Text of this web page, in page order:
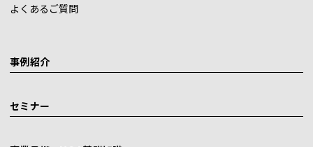
よくあるご質問
事例紹介
セミナー